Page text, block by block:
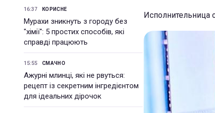
16:37 КОРИСНЕ
Мурахи зникнуть з городу без
"хімії": 5 простих способів, які
справді працюють
15:55 СМАЧНО
Ажурні млинці, які не рвуться:
рецепт із секретним інгредієнтом
для ідеальних дірочок
Исполнительница